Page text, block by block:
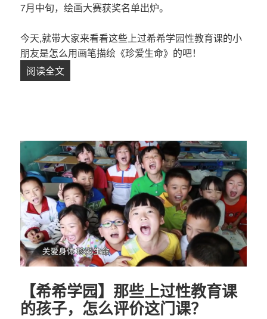
7月中旬，绘画大赛获奖名单出炉。
今天,就带大家来看看这些上过希希学园性教育课的小
朋友是怎么用画笔描绘《珍爱生命》的吧！
阅读全文
【希希学园】那些上过性教育课
的孩子，怎么评价这门课？